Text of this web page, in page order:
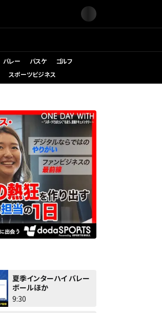
バレー バスケ
ゴルフ
スポーツビジネス
夏季インターハイ バレー
ボールほか
9:30